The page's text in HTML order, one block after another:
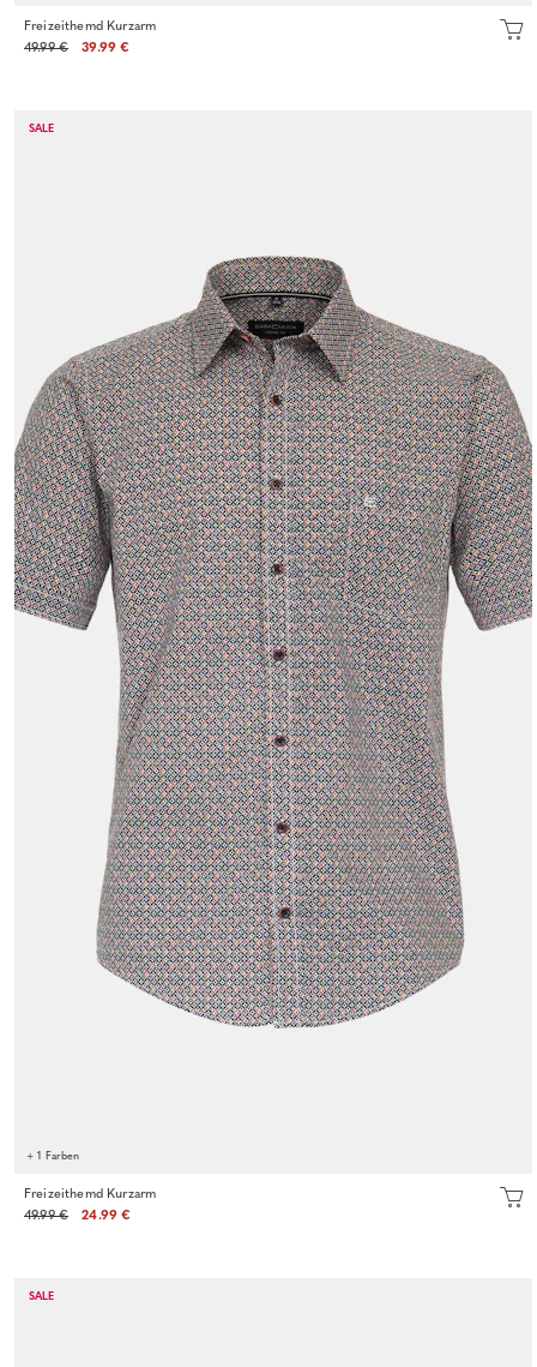
Freizeithemd Kurzarm
49.99 €
39.99 €
SALE
+ 1 Farben
Freizeithemd Kurzarm
49.99 €
24.99 €
SALE